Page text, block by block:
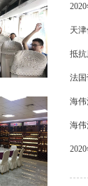
天
抵
法
海
海伟